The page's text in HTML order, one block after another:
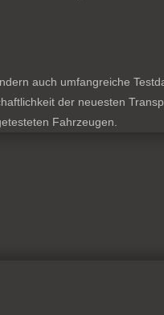
auch umfangreiche
der neuesten
Fahrzeugen.